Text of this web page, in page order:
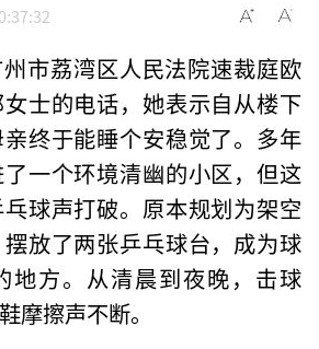
市荔湾区人民法院速裁庭欧
士的电话，她表示自从楼下
终于能睡个安稳觉了。多年
一个环境清幽的小区，但这
球声打破。原本规划为架空
放了两张乒乓球台，成为球
地方。从清晨到夜晚，击球
摩擦声不断。